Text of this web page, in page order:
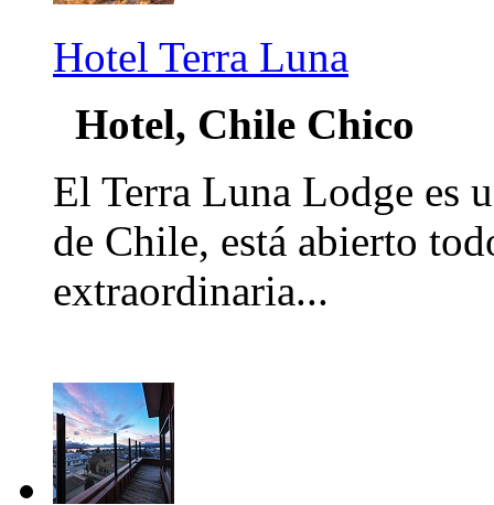
Hotel Terra Luna
Hotel, Chile Chico
El Terra Luna Lodge es
de Chile, está abierto
extraordinaria...